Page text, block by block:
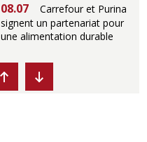
08.07
Carrefour et Purina
signent un partenariat pour
une alimentation durable
07.07
Ikea propose des